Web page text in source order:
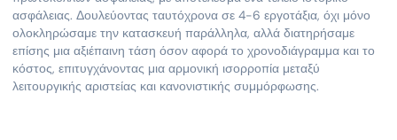
ασφάλειας. Δουλεύοντας ταυτόχρονα σε 4-6 εργοτάξια, όχι μόνο
ολοκληρώσαμε την κατασκευή παράλληλα, αλλά διατηρήσαμε
επίσης μια αξιέπαινη τάση όσον αφορά το χρονοδιάγραμμα και το
κόστος, επιτυγχάνοντας μια αρμονική ισορροπία μεταξύ
λειτουργικής αριστείας και κανονιστικής συμμόρφωσης.